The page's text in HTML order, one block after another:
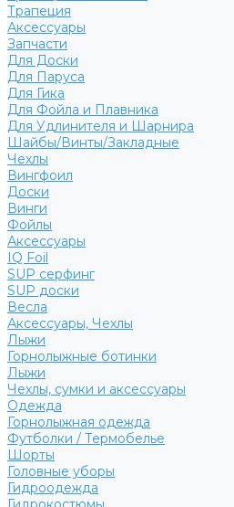
Трапеция
Аксессуары
Запчасти
Для Доски
Для Паруса
Для Гика
Для Фойла и Плавника
Для Удлинителя и Шарнира
Шайбы/Винты/Закладные
Чехлы
Вингфоил
Доски
Винги
Фойлы
Аксессуары
IQ Foil
SUP серфинг
SUP доски
Весла
Аксессуары, Чехлы
Лыжи
Горнолыжные ботинки
Лыжи
Чехлы, сумки и аксессуары
Одежда
Горнолыжная одежда
Футболки / Термобелье
Шорты
Головные уборы
Гидроодежда